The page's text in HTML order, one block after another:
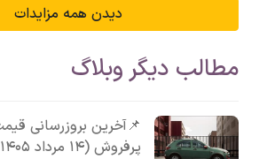
دیدن همه مزایدات
مطالب دیگر وبلاگ
📌آخرین بروزرسانی
پرفروش (۱۴ مرداد ۱۴۰۵)